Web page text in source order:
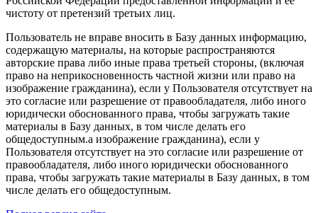
чистоту от претензий третьих лиц.
Пользователь не вправе вносить в Базу данных информацию,
содержащую материалы, на которые распространяются
авторские права либо иные права третьей стороны, (включая
право на неприкосновенность частной жизни или право на
изображение гражданина), если у Пользователя отсутствует на
это согласие или разрешение от правообладателя, либо иного
юридически обоснованного права, чтобы загружать такие
материалы в Базу данных, в том числе делать его
общедоступным.а изображение гражданина), если у
Пользователя отсутствует на это согласие или разрешение от
правообладателя, либо иного юридически обоснованного
права, чтобы загружать такие материалы в Базу данных, в том
числе делать его общедоступным.